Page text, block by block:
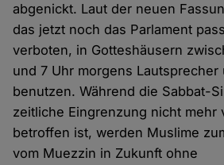
abgenickt. Laut der neuen
das jetzt noch das Parlament
verboten, in Gotteshäusern
und 7 Uhr morgens Lautsprecher
benutzen. Während die Sabbat-
zeitliche Eingrenzung nicht mehr
betroffen ist, werden Muslime
vom Muezzin in Zukunft ohne